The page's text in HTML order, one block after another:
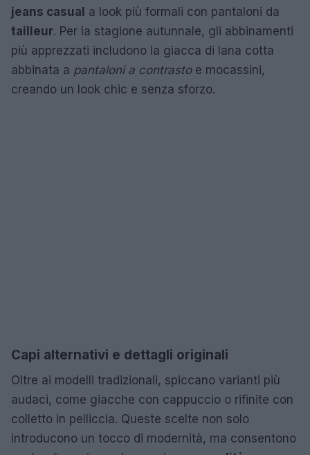
jeans casual a look più formali con pantaloni da
tailleur. Per la stagione autunnale, gli abbinamenti
più apprezzati includono la giacca di lana cotta
abbinata a pantaloni a contrastoe mocassini,
creando un look chic e senza sforzo.
Capi alternativi e dettagli originali
Oltre ai modelli tradizionali, spiccano varianti più
audaci, come giacche con cappuccio o rifinite con
colletto in pelliccia. Queste scelte non solo
introducono un tocco di modernità, ma consentono